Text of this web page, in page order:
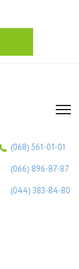
(068) 561-01-01
(066) 896-87-87
(044) 383-84-80